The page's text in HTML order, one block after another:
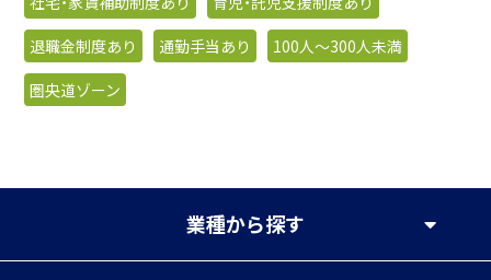
退職金制度あり
通勤手当あり
100人〜300人未満
圏央道ゾーン
業種から探す